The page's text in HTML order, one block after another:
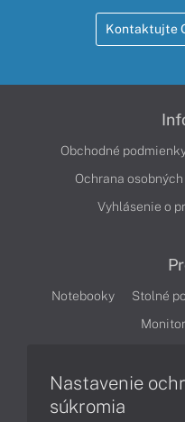
Kontaktujte
Obchodné
Ochrana
Vyhlásenie o
Notebooky Stolné
Obchodné
Nastavenie
súkromia